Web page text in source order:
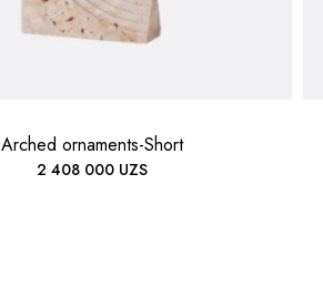
Arched ornaments-Short
2 408 000 UZS